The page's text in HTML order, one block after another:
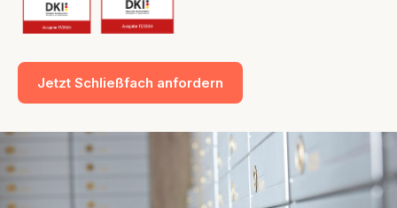
Jetzt Schließfach anfordern